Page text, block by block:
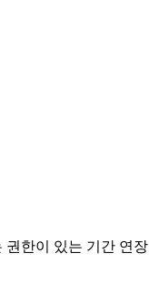
권한이 있는 기간 연장